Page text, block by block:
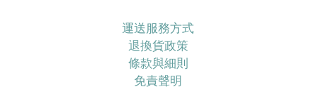
運送服務方式
退換貨政策
條款與細則
免責聲明